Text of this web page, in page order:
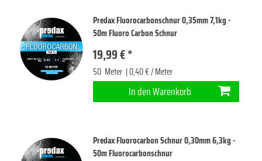
Predax Fluorocarbonschnur 0,35mm 7,1kg -
50m Fluoro Carbon Schnur
19,99 € *
50 Meter | 0,40 € / Meter
In den Warenkorb
Predax Fluorocarbon Schnur 0,30mm 6,3kg -
50m Fluorocarbonschnur